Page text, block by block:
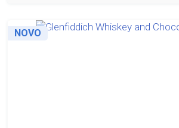
NOVO